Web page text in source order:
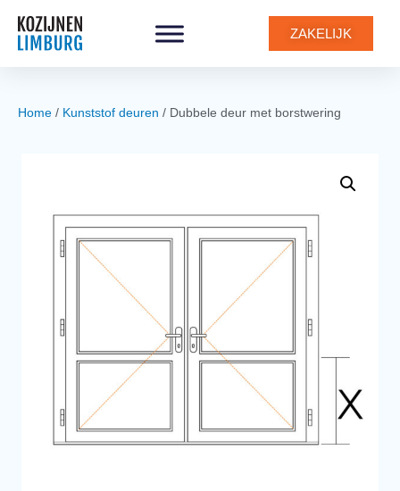
ZAKELIJK
Home / Kunststof deuren / Dubbele deur met borstwering